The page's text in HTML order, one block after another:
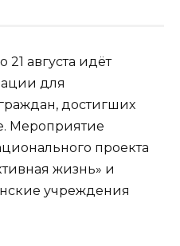
21 августа идёт
для
достигших
Мероприятие
проекта
жизнь» и
учреждения